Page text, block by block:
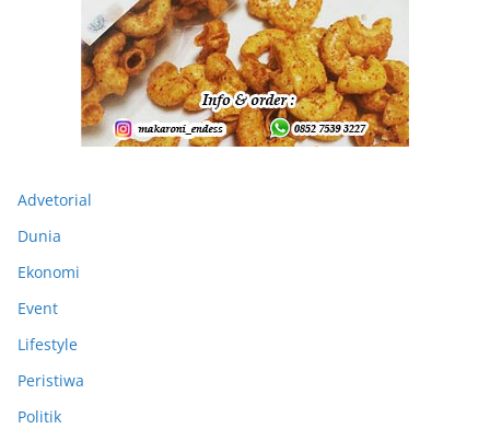
Advetorial
Dunia
Ekonomi
Event
Lifestyle
Peristiwa
Politik